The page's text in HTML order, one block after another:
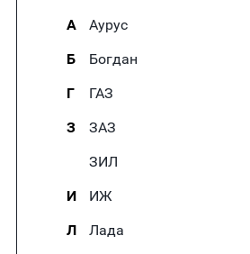
А
Аурус
Б
Богдан
Г
ГАЗ
З
ЗАЗ
ЗИЛ
И
ИЖ
Л
Лада